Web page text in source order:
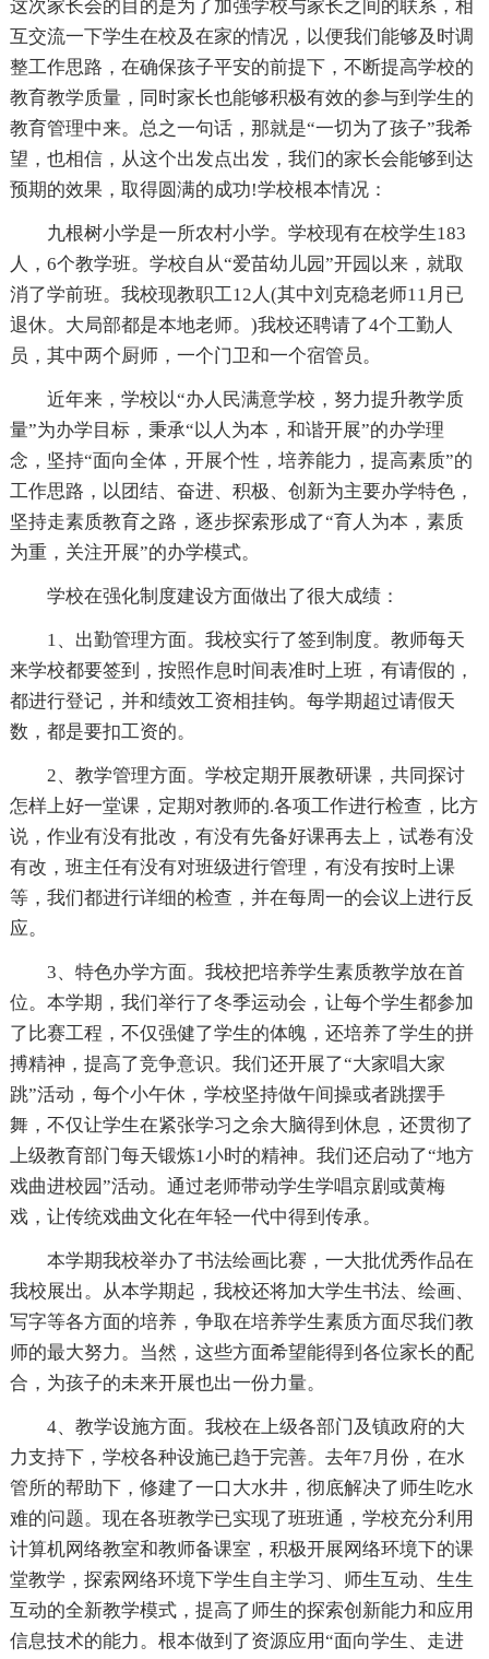
这次家长会的目的是为了加强学校与家长之间的联系，相
互交流一下学生在校及在家的情况，以便我们能够及时调
整工作思路，在确保孩子平安的前提下，不断提高学校的
教育教学质量，同时家长也能够积极有效的参与到学生的
教育管理中来。总之一句话，那就是“一切为了孩子”我希
望，也相信，从这个出发点出发，我们的家长会能够到达
预期的效果，取得圆满的成功!学校根本情况：
九根树小学是一所农村小学。学校现有在校学生183
人，6个教学班。学校自从“爱苗幼儿园”开园以来，就取
消了学前班。我校现教职工12人(其中刘克稳老师11月已
退休。大局部都是本地老师。)我校还聘请了4个工勤人
员，其中两个厨师，一个门卫和一个宿管员。
近年来，学校以“办人民满意学校，努力提升教学质
量”为办学目标，秉承“以人为本，和谐开展”的办学理
念，坚持“面向全体，开展个性，培养能力，提高素质”的
工作思路，以团结、奋进、积极、创新为主要办学特色，
坚持走素质教育之路，逐步探索形成了“育人为本，素质
为重，关注开展”的办学模式。
学校在强化制度建设方面做出了很大成绩：
1、出勤管理方面。我校实行了签到制度。教师每天
来学校都要签到，按照作息时间表准时上班，有请假的，
都进行登记，并和绩效工资相挂钩。每学期超过请假天
数，都是要扣工资的。
2、教学管理方面。学校定期开展教研课，共同探讨
怎样上好一堂课，定期对教师的.各项工作进行检查，比方
说，作业有没有批改，有没有先备好课再去上，试卷有没
有改，班主任有没有对班级进行管理，有没有按时上课
等，我们都进行详细的检查，并在每周一的会议上进行反
应。
3、特色办学方面。我校把培养学生素质教学放在首
位。本学期，我们举行了冬季运动会，让每个学生都参加
了比赛工程，不仅强健了学生的体魄，还培养了学生的拼
搏精神，提高了竞争意识。我们还开展了“大家唱大家
跳”活动，每个小午休，学校坚持做午间操或者跳摆手
舞，不仅让学生在紧张学习之余大脑得到休息，还贯彻了
上级教育部门每天锻炼1小时的精神。我们还启动了“地方
戏曲进校园”活动。通过老师带动学生学唱京剧或黄梅
戏，让传统戏曲文化在年轻一代中得到传承。
本学期我校举办了书法绘画比赛，一大批优秀作品在
我校展出。从本学期起，我校还将加大学生书法、绘画、
写字等各方面的培养，争取在培养学生素质方面尽我们教
师的最大努力。当然，这些方面希望能得到各位家长的配
合，为孩子的未来开展也出一份力量。
4、教学设施方面。我校在上级各部门及镇政府的大
力支持下，学校各种设施已趋于完善。去年7月份，在水
管所的帮助下，修建了一口大水井，彻底解决了师生吃水
难的问题。现在各班教学已实现了班班通，学校充分利用
计算机网络教室和教师备课室，积极开展网络环境下的课
堂教学，探索网络环境下学生自主学习、师生互动、生生
互动的全新教学模式，提高了师生的探索创新能力和应用
信息技术的能力。根本做到了资源应用“面向学生、走进